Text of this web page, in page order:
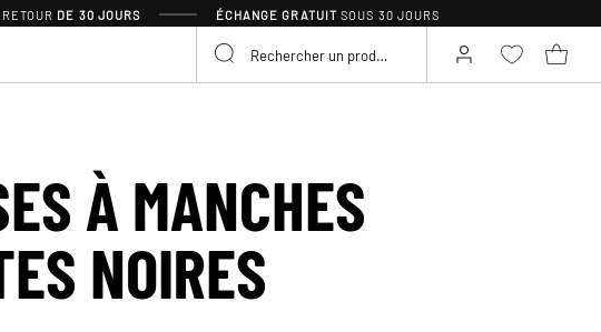
DE 30 JOURS ÉCHANGE GRATUIT SOUS 30 JOURS
À MANCHES
NOIRES